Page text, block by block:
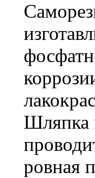
Шляпка
ровная